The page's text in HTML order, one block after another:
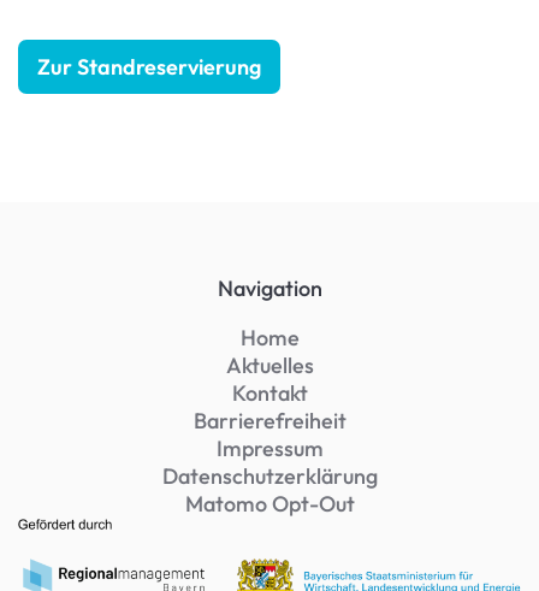
Zur Standreservierung
Navigation
Home
Aktuelles
Kontakt
Barrierefreiheit
Impressum
Datenschutzerklärung
Matomo Opt-Out